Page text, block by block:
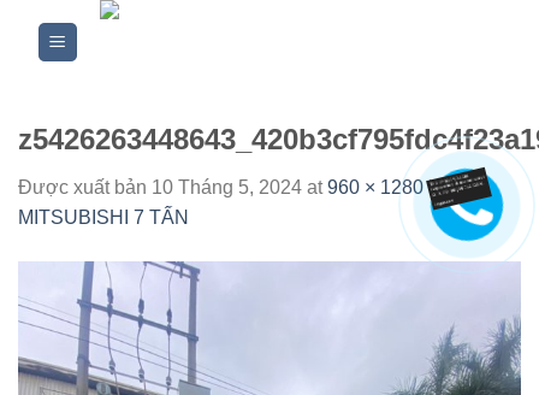
Được xuất bản 10 Tháng 5, 2024 at960 × 1280inXE
MITSUBISHI 7 TẤN